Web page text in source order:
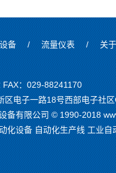
备 / 流量仪表 / 关
：029-88241170
区电子一路18号西部电子社
备有限公司 © 1990-2018
化设备 自动化生产线 工业自